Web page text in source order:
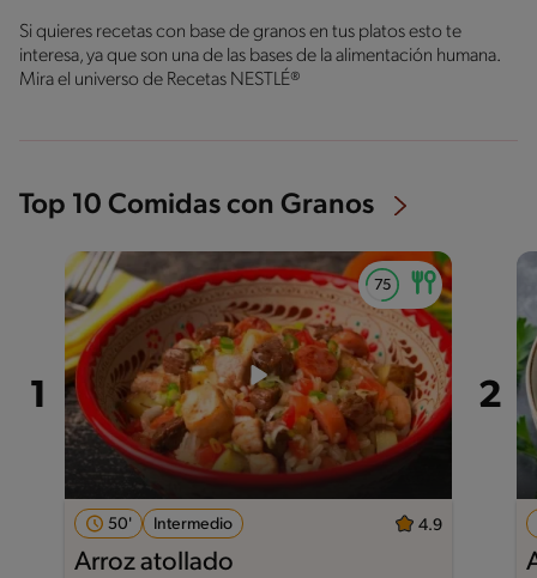
Si quieres recetas con base de granos en tus platos esto te
interesa, ya que son una de las bases de la alimentación humana.
Mira el universo de Recetas NESTLÉ®
Top 10 Comidas con Granos
50' Intermedio 4.9
Arroz atollado